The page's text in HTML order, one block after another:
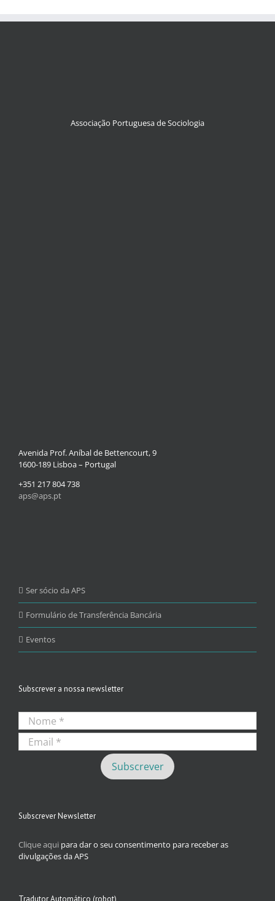
Associação Portuguesa de Sociologia
Avenida Prof. Aníbal de Bettencourt, 9
1600-189 Lisboa – Portugal
+351 217 804 738
aps@aps.pt
Ser sócio da APS
Formulário de Transferência Bancária
Eventos
Subscrever a nossa newsletter
Subscrever Newsletter
Clique aqui para dar o seu consentimento para receber as
divulgações da APS